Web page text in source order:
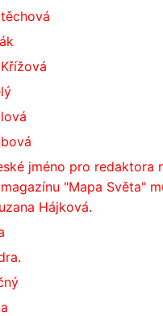
jméno pro redaktora
"Mapa Světa"
Hájková.